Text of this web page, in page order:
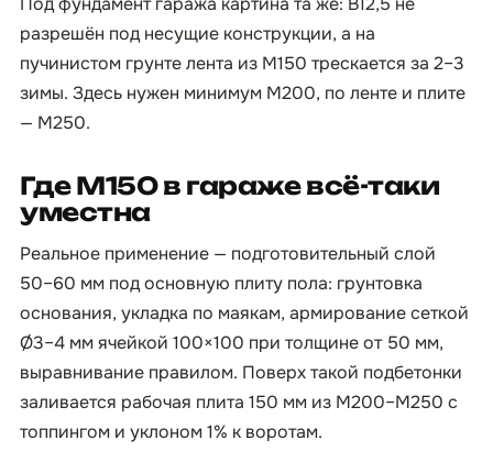
разрешён под несущие конструкции, а на
пучинистом грунте лента из М150 трескается за 2–3
зимы. Здесь нужен минимум М200, по ленте и плите
— М250.
Где М150 в гараже всё-таки
уместна
Реальное применение — подготовительный слой
50–60 мм под основную плиту пола: грунтовка
основания, укладка по маякам, армирование сеткой
Ø3–4 мм ячейкой 100×100 при толщине от 50 мм,
выравнивание правилом. Поверх такой подбетонки
заливается рабочая плита 150 мм из М200–М250 с
топпингом и уклоном 1% к воротам.